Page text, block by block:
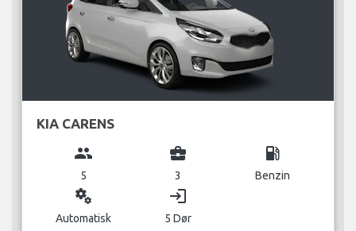
KIA CARENS
group
5
business_center
3
local_gas_station
Benzin
miscellaneous_services
Automatisk
login
5 Dør